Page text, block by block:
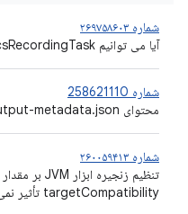
شماره ۲۶۹۷۵۸۶۰۳
آیا می توانیم AnalyticsRecordingTask را حذف کنیم؟
شماره 258621110
محتوای output-metadata.json سازگار نیست
شماره ۲۶۰۰۵۹۴۱۳
targetCompatibility تأثیر نمی گذارد